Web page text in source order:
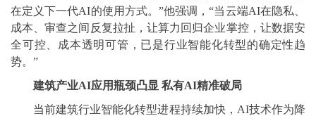
在定义下一代AI的使用方式。”他强调，“当云端AI在隐私、
成本、审查之间反复拉扯，让算力回归企业掌控，让数据安
全可控、成本透明可管，已是行业智能化转型的确定性趋
势。”
建筑产业AI应用瓶颈凸显 私有AI精准破局
当前建筑行业智能化转型进程持续加快，AI技术作为降